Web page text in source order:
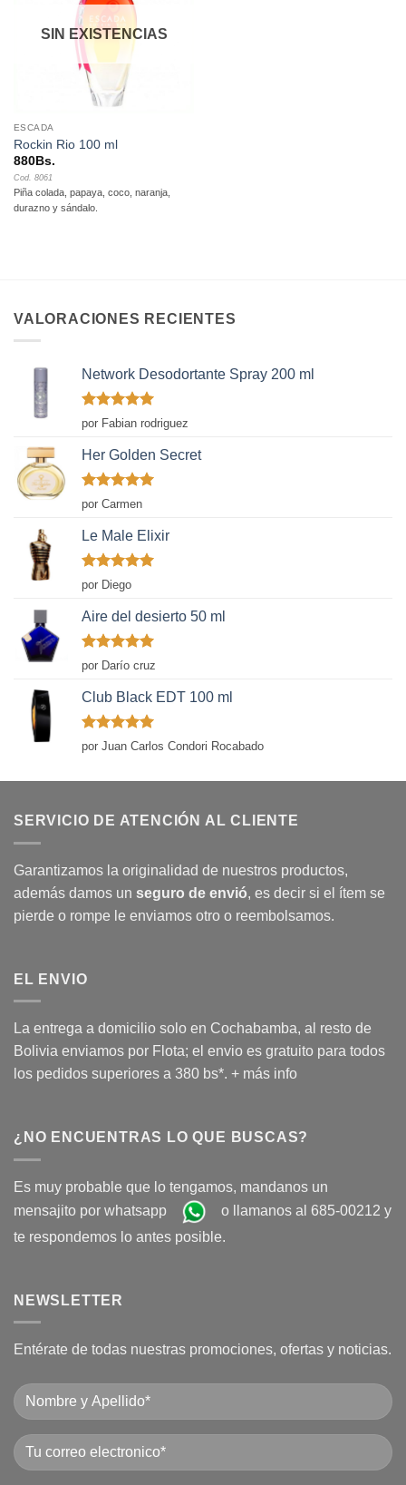
SIN EXISTENCIAS
ESCADA
Rockin Rio 100 ml
880Bs.
Cod. 8061
Piña colada, papaya, coco, naranja,
durazno y sándalo.
VALORACIONES RECIENTES
Network Desodortante Spray 200 ml
Valorado
con
por Fabian rodriguez
Her Golden Secret
Valorado
con
por Carmen
Le Male Elixir
Valorado
con
de 5
por Diego
Aire del desierto 50 ml
Valorado
con
por Darío cruz
Club Black EDT 100 ml
Valorado
con
por Juan Carlos Condori Rocabado
SERVICIO DE ATENCIÓN AL CLIENTE
Garantizamos la originalidad de nuestros productos,
además damos un seguro de envió, es decir si el ítem se
pierde o rompe le enviamos otro o reembolsamos.
EL ENVIO
La entrega a domicilio solo en Cochabamba, al resto de
Bolivia enviamos por Flota; el envio es gratuito para todos
los pedidos superiores a 380 bs*. + más info
¿NO ENCUENTRAS LO QUE BUSCAS?
Es muy probable que lo tengamos, mandanos un
mensajito por whatsapp
o llamanos al 685-00212 y
te respondemos lo antes posible.
NEWSLETTER
Entérate de todas nuestras promociones, ofertas y noticias.